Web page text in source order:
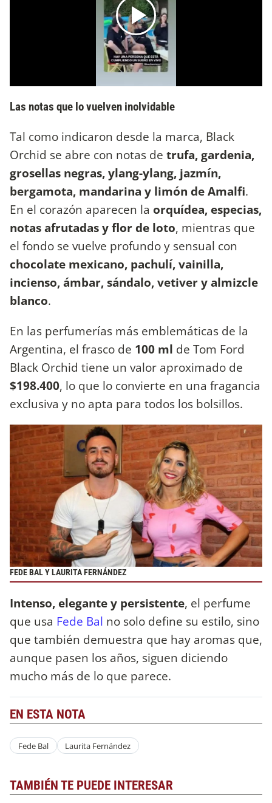
Las notas que lo vuelven inolvidable
Tal como indicaron desde la marca, Black
Orchid se abre con notas de trufa, gardenia,
grosellas negras, ylang-ylang, jazmín,
bergamota, mandarina y limón de Amalfi.
En el corazón aparecen la orquídea, especias,
notas afrutadas y flor de loto, mientras que
el fondo se vuelve profundo y sensual con
chocolate mexicano, pachulí, vainilla,
incienso, ámbar, sándalo, vetiver y almizcle
blanco.
En las perfumerías más emblemáticas de la
Argentina, el frasco de 100 ml de Tom Ford
Black Orchid tiene un valor aproximado de
$198.400, lo que lo convierte en una fragancia
exclusiva y no apta para todos los bolsillos.
FEDE BAL Y LAURITA FERNÁNDEZ
Intenso, elegante y persistente, el perfume
que usa Fede Bal no solo define su estilo, sino
que también demuestra que hay aromas que,
aunque pasen los años, siguen diciendo
mucho más de lo que parece.
EN ESTA NOTA
Fede Bal Laurita Fernández
TAMBIÉN TE PUEDE INTERESAR